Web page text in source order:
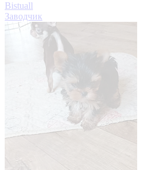
Bistuall
Заводчик